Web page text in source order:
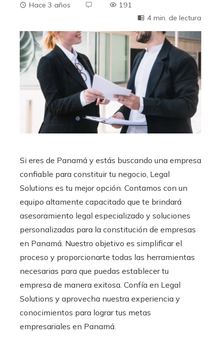
Hace 3 años
191
4 min. de lectura
Si eres de Panamá y estás buscando una empresa
confiable para constituir tu negocio, Legal
Solutions es tu mejor opción. Contamos con un
equipo altamente capacitado que te brindará
asesoramiento legal especializado y soluciones
personalizadas para la constitución de empresas
en Panamá. Nuestro objetivo es simplificar el
proceso y proporcionarte todas las herramientas
necesarias para que puedas establecer tu
empresa de manera exitosa. Confía en Legal
Solutions y aprovecha nuestra experiencia y
conocimientos para lograr tus metas
empresariales en Panamá.